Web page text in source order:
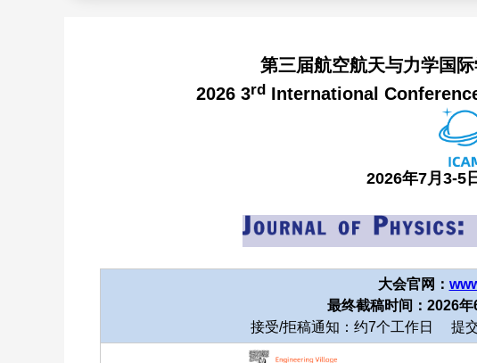
第三届航空航天与力学国
2026 3rdInternational
2026年7月3-5
大会官网：
最终截稿时间：2026
接受/拒稿通知：约7个工作日 提